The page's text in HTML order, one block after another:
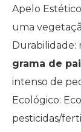
Apelo
uma
Durabilidade:
grama de
intenso de
Ecológico:
pesticidas/